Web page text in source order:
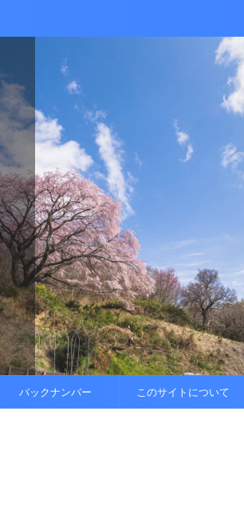
バックナンバー このサイトについて